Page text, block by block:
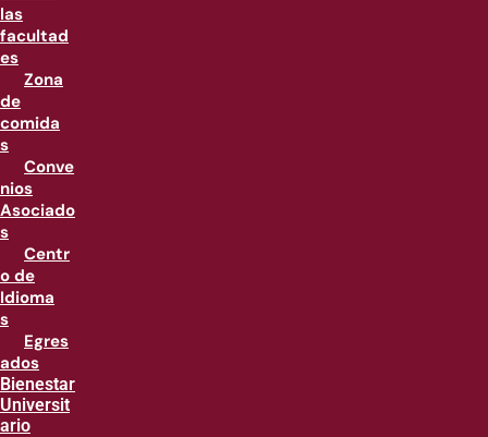
las
facultad
es
Zona
de
comida
s
Conve
nios
Asociado
s
Centr
o de
Idioma
s
Egres
ados
Bienestar
Universit
ario